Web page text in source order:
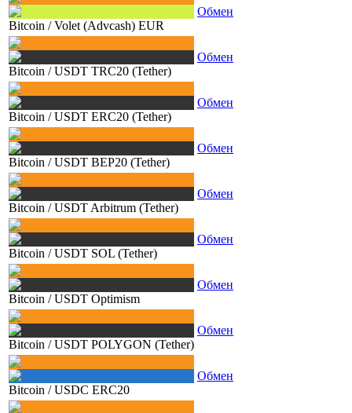
Bitcoin /Volet (Advcash) EUR
Обмен
Bitcoin /USDT TRC20 (Tether)
Обмен
Bitcoin /USDT ERC20 (Tether)
Обмен
Bitcoin /USDT BEP20 (Tether)
Обмен
Bitcoin /USDT Arbitrum (Tether)
Обмен
Bitcoin /USDT SOL (Tether)
Обмен
Bitcoin /USDT Optimism
Обмен
Bitcoin /USDT POLYGON (Tether)
Обмен
Bitcoin /USDC ERC20
Обмен